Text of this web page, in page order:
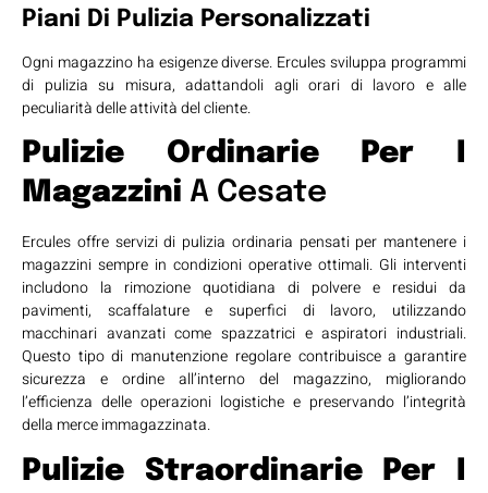
Piani Di Pulizia Personalizzati
Ogni magazzino ha esigenze diverse. Ercules sviluppa programmi
di pulizia su misura, adattandoli agli orari di lavoro e alle
peculiarità delle attività del cliente.
Pulizie Ordinarie Per I
Magazzini A Cesate
Ercules offre servizi di pulizia ordinaria pensati per mantenere i
magazzini sempre in condizioni operative ottimali. Gli interventi
includono la rimozione quotidiana di polvere e residui da
pavimenti, scaffalature e superfici di lavoro, utilizzando
macchinari avanzati come spazzatrici e aspiratori industriali.
Questo tipo di manutenzione regolare contribuisce a garantire
sicurezza e ordine all’interno del magazzino, migliorando
l’efficienza delle operazioni logistiche e preservando l’integrità
della merce immagazzinata.
Pulizie Straordinarie Per I